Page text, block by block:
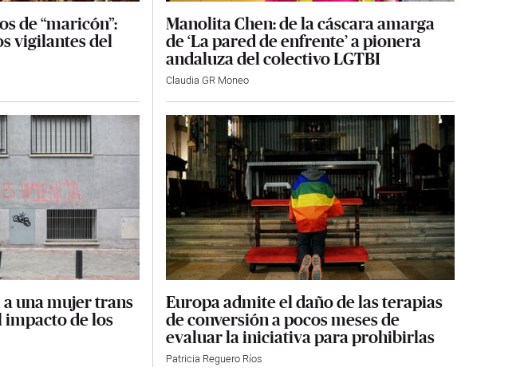
de “maricón”:
vigilantes del
Manolita Chen: de la cáscara amarga
de ‘La pared de enfrente’ a pionera
andaluza del colectivo LGTBI
Claudia GR Moneo
una mujer trans
impacto de los
Europa admite el daño de las terapias
de conversión a pocos meses de
evaluar la iniciativa para prohibirlas
Patricia Reguero Ríos